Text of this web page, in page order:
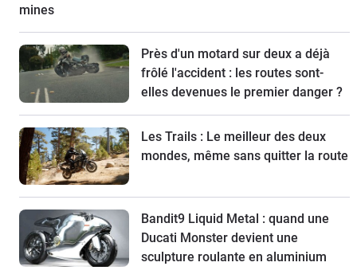
mines
Près d'un motard sur deux a déjà
frôlé l'accident : les routes sont-
elles devenues le premier danger ?
Les Trails : Le meilleur des deux
mondes, même sans quitter la route
Bandit9 Liquid Metal : quand une
Ducati Monster devient une
sculpture roulante en aluminium